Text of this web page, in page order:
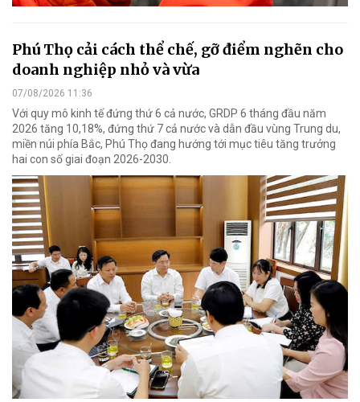
Phú Thọ cải cách thể chế, gỡ điểm nghẽn cho
doanh nghiệp nhỏ và vừa
07/08/2026 11:36
Với quy mô kinh tế đứng thứ 6 cả nước, GRDP 6 tháng đầu năm
2026 tăng 10,18%, đứng thứ 7 cả nước và dẫn đầu vùng Trung du,
miền núi phía Bắc, Phú Thọ đang hướng tới mục tiêu tăng trưởng
hai con số giai đoạn 2026-2030.